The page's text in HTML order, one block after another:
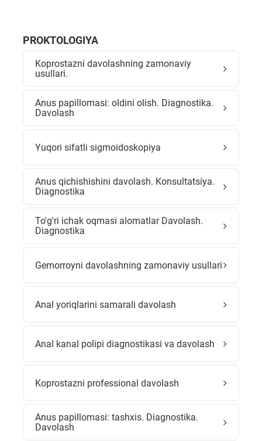
PROKTOLOGIYA
Koprostazni davolashning zamonaviy
usullari.
Anus papillomasi: oldini olish. Diagnostika.
Davolash
Yuqori sifatli sigmoidoskopiya
Anus qichishishini davolash. Konsultatsiya.
Diagnostika
To'g'ri ichak oqmasi alomatlar Davolash.
Diagnostika
Gemorroyni davolashning zamonaviy usullari
Anal yoriqlarini samarali davolash
Anal kanal polipi diagnostikasi va davolash
Koprostazni professional davolash
Anus papillomasi: tashxis. Diagnostika.
Davolash